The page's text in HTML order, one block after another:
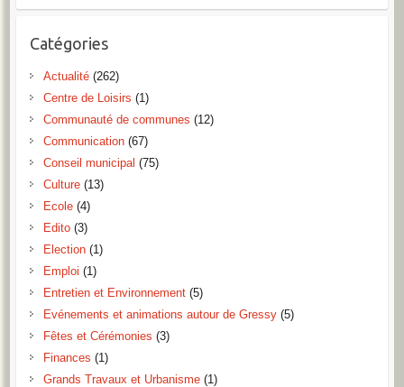
Catégories
Actualité(262)
Centre de Loisirs (1)
Communauté de communes (12)
Communication(67)
Conseil municipal (75)
Culture(13)
Ecole(4)
Edito(3)
Election(1)
Emploi (1)
Entretien et Environnement(5)
Evénements et animations autour de Gressy(5)
Fêtes et Cérémonies (3)
Finances (1)
Grands Travaux et Urbanisme(1)